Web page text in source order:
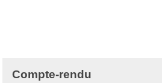
Compte-rendu